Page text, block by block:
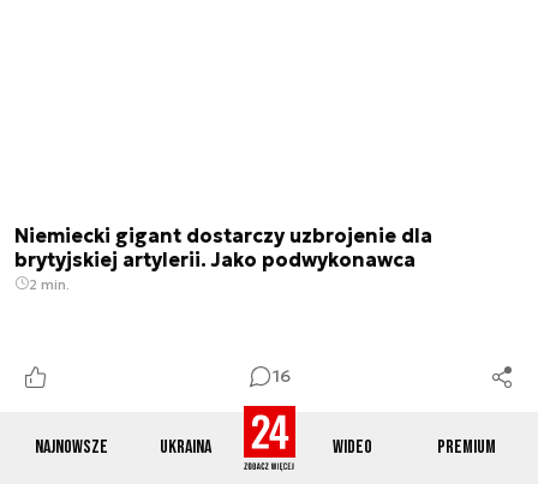
Najnowsze Ukraina Wideo Premium
16
Niemiecki gigant dostarczy uzbrojenie dla
brytyjskiej artylerii. Jako podwykonawca
2 min.